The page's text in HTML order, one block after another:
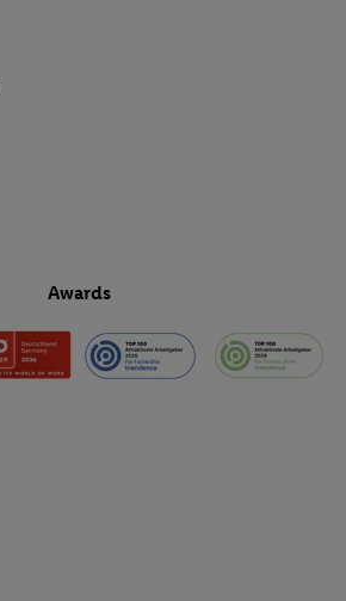
Awards